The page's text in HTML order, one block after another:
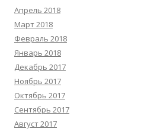
Апрель 2018
Март 2018
Февраль 2018
Январь 2018
Декабрь 2017
Ноябрь 2017
Октябрь 2017
Сентябрь 2017
Август 2017